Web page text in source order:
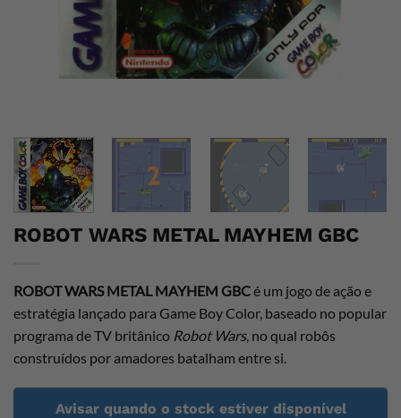
ROBOT WARS METAL MAYHEM GBC
ROBOT WARS METAL MAYHEM GBCé um jogo de ação e
estratégia lançado para Game Boy Color, baseado no popular
programa de TV britânico Robot Wars, no qual robôs
construídos por amadores batalham entre si.
Avisar quando o stock estiver disponível